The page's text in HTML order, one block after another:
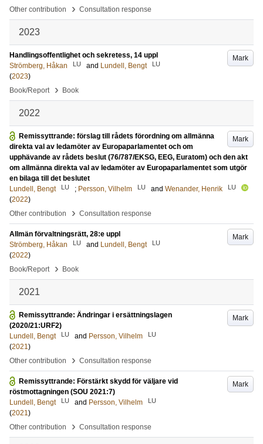
Other contribution
› Consultation response
2023
Mark
Handlingsoffentlighet och sekretess, 14 uppl
Strömberg, Håkan
LU and Lundell, Bengt LU
(2023)
Book/Report
› Book
2022
Mark
Remissyttrande: förslag till rådets förordning om allmänna
direkta val av ledamöter av Europaparlamentet och om
upphävande av rådets beslut (76/787/EKSG, EEG, Euratom) och den akt
om allmänna direkta val av ledamöter av Europaparlamentet som utgör
en bilaga till det beslutet
Lundell, Bengt
LU ; Persson, Vilhelm LU and Wenander, Henrik LU
(2022)
Other contribution
› Consultation response
Mark
Allmän förvaltningsrätt, 28:e uppl
Strömberg, Håkan
LU and Lundell, Bengt LU
(2022)
Book/Report
› Book
2021
Mark
Remissyttrande: Ändringar i ersättningslagen
(2020/21:URF2)
Lundell, Bengt
LU and Persson, Vilhelm LU
(2021)
Other contribution
› Consultation response
Mark
Remissyttrande: Förstärkt skydd för väljare vid
röstmottagningen (SOU 2021:7)
Lundell, Bengt
LU and Persson, Vilhelm LU
(2021)
Other contribution
› Consultation response